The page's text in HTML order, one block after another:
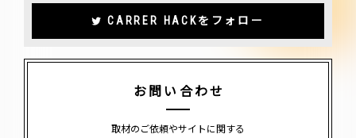
CARRER HACKをフォロー
お問い合わせ
取材のご依頼やサイトに関する